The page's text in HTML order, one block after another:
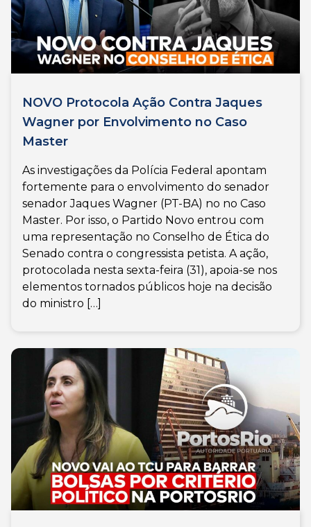
NOVO Protocola Ação Contra Jaques
Wagner por Envolvimento no Caso
Master
As investigações da Polícia Federal apontam
fortemente para o envolvimento do senador
senador Jaques Wagner (PT-BA) no no Caso
Master. Por isso, o Partido Novo entrou com
uma representação no Conselho de Ética do
Senado contra o congressista petista. A ação,
protocolada nesta sexta-feira (31), apoia-se nos
elementos tornados públicos hoje na decisão
do ministro […]